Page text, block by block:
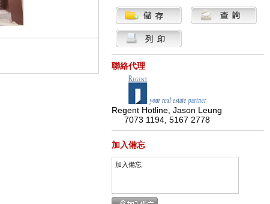
聯絡代理
Regent Hotline, Jason Leung
7073 1194, 5167 2778
加入備忘
加入備忘